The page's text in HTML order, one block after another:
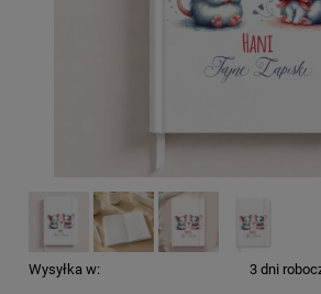
Wysyłka w: 3 dni